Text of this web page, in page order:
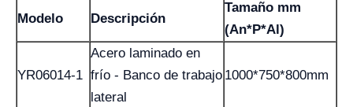
Modelo Descripción
Tamaño mm
(An*P*Al)
YR06014-1
Acero laminado en
frío - Banco de trabajo
lateral
1000*750*800mm